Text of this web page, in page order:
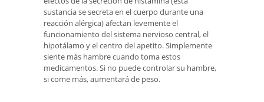
sustancia se secreta en el cuerpo durante una
reacción alérgica) afectan levemente el
funcionamiento del sistema nervioso central, el
hipotálamo y el centro del apetito. Simplemente
siente más hambre cuando toma estos
medicamentos. Si no puede controlar su hambre,
si come más, aumentará de peso.